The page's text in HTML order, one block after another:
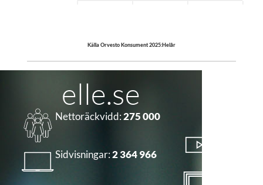
Källa Orvesto Konsument 2025:Helår
elle.se
Nettoräckvidd:275 000
Sidvisningar:2 364 966